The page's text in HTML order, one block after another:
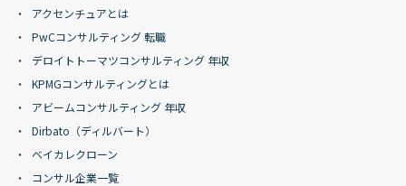
アクセンチュアとは
PwCコンサルティング 転職
デロイトトーマツコンサルティング 年収
KPMGコンサルティングとは
アビームコンサルティング 年収
Dirbato（ディルバート）
ベイカレクローン
コンサル企業一覧